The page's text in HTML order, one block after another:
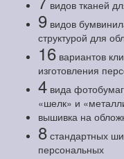
видов тканей
9 видов
структурой для
16 вариантов
изготовления
4 вида
«шелк» и
вышивка на
8 стандартных
персональных